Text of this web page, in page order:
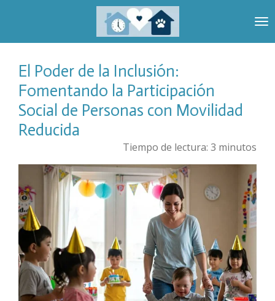
contenido
El Poder de la Inclusión:
Fomentando la Participación
Social de Personas con Movilidad
Reducida
Tiempo de lectura: 3 minutos